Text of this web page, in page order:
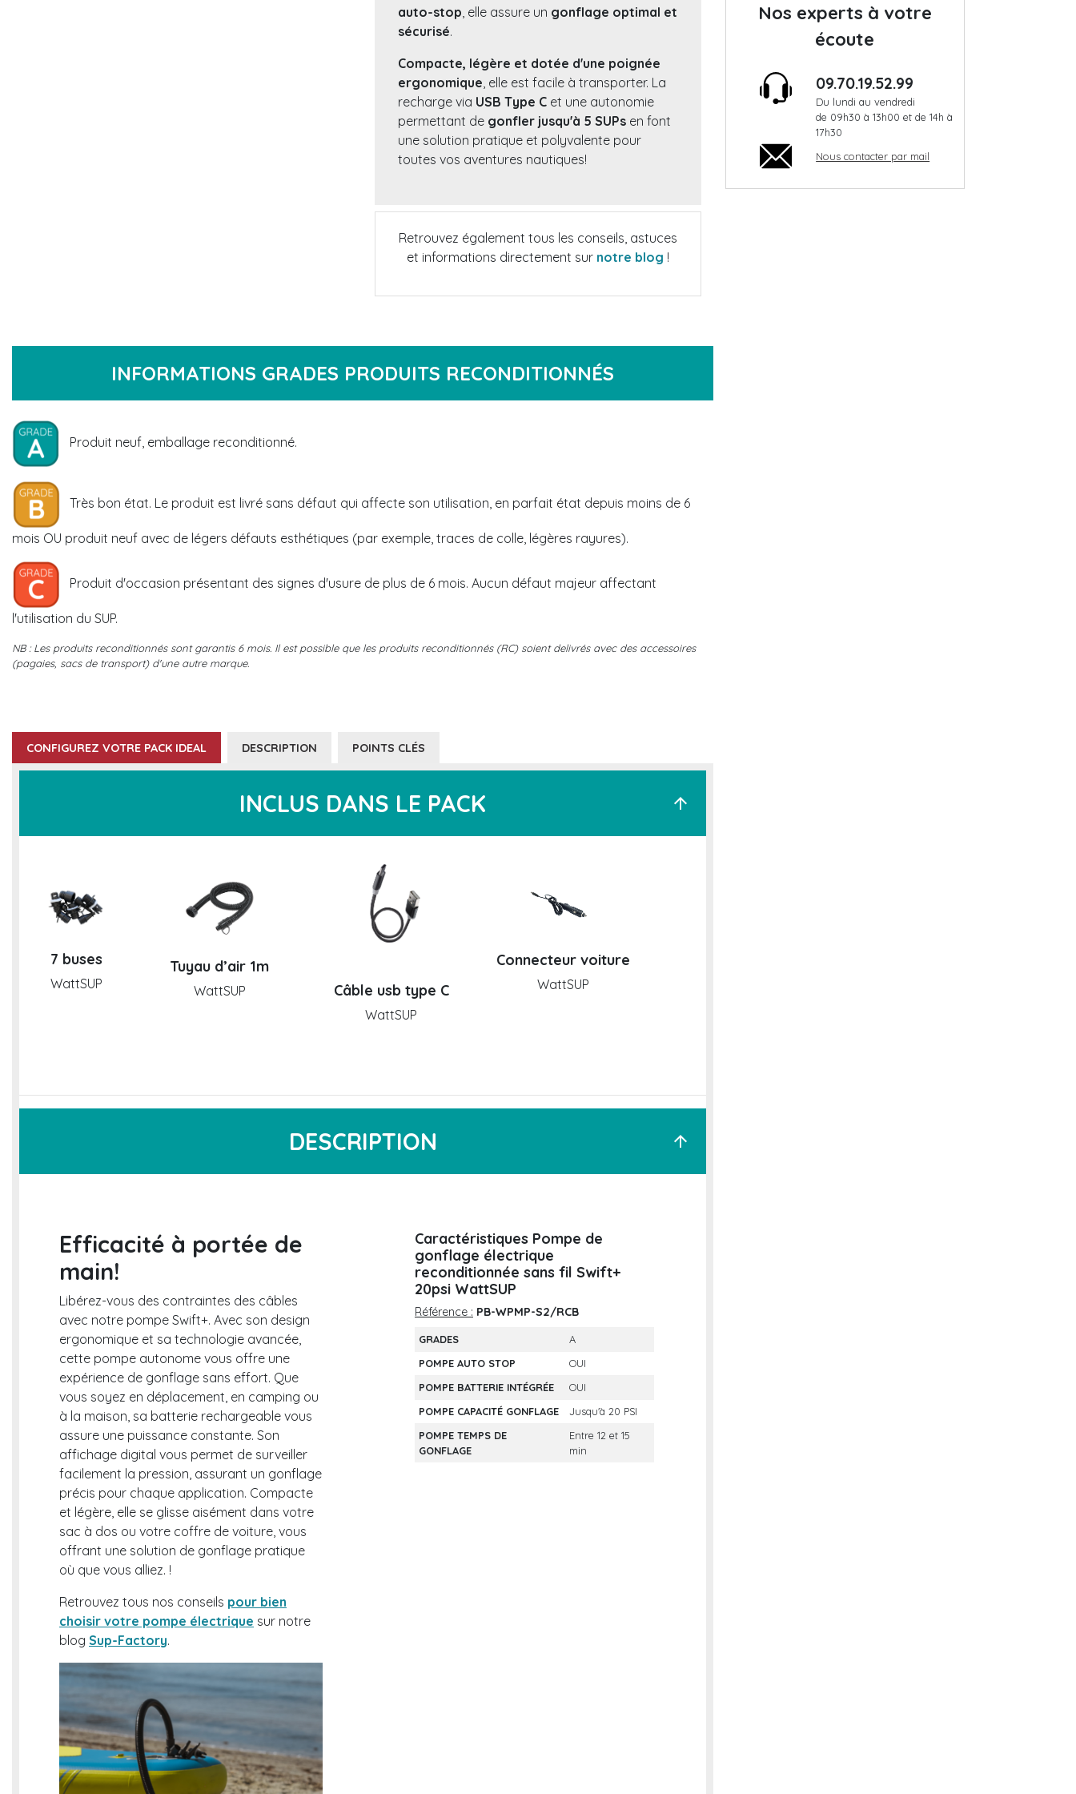
auto-stop, elle assure un gonflage optimal et
sécurisé.
Compacte, légère et dotée d'une poignée
ergonomique, elle est facile à transporter. La
recharge via USB Type C et une autonomie
permettant de gonfler jusqu'à 5 SUPs en font
une solution pratique et polyvalente pour
toutes vos aventures nautiques!
Retrouvez également tous les conseils, astuces
et informations directement sur notre blog !
INFORMATIONS GRADES PRODUITS RECONDITIONNÉS
Produit neuf, emballage reconditionné.
Très bon état. Le produit est livré sans défaut qui affecte son utilisation, en parfait état depuis moins de 6
mois OU produit neuf avec de légers défauts esthétiques (par exemple, traces de colle, légères rayures).
Produit d'occasion présentant des signes d'usure de plus de 6 mois. Aucun défaut majeur affectant
l'utilisation du SUP.
NB : Les produits reconditionnés sont garantis 6 mois. Il est possible que les produits reconditionnés (RC) soient delivrés avec des accessoires
(pagaies, sacs de transport) d'une autre marque.
CONFIGUREZ VOTRE PACK IDEAL DESCRIPTION POINTS CLÉS
INCLUS DANS LE PACK arrow_upward
7 buses
WattSUP
Tuyau d’air 1m
WattSUP Câble usb type C
WattSUP
Connecteur voiture
WattSUP
DESCRIPTION arrow_upward
Efficacité à portée de
main!
Libérez-vous des contraintes des câbles
avec notre pompe Swift+. Avec son design
ergonomique et sa technologie avancée,
cette pompe autonome vous offre une
expérience de gonflage sans effort. Que
vous soyez en déplacement, en camping ou
à la maison, sa batterie rechargeable vous
assure une puissance constante. Son
affichage digital vous permet de surveiller
facilement la pression, assurant un gonflage
précis pour chaque application. Compacte
et légère, elle se glisse aisément dans votre
sac à dos ou votre coffre de voiture, vous
offrant une solution de gonflage pratique
où que vous alliez. !
Retrouvez tous nos conseils pour bien
choisir votre pompe électrique sur notre
blog Sup-Factory.
Caractéristiques Pompe de
gonflage électrique
reconditionnée sans fil Swift+
20psi WattSUP
Référence : PB-WPMP-S2/RCB
GRADES
A
POMPE AUTO STOP
OUI
POMPE BATTERIE INTÉGRÉE
OUI
POMPE CAPACITÉ GONFLAGE
Jusqu'à 20 PSI
POMPE TEMPS DE
GONFLAGE
Entre 12 et 15
min
Nos experts à votre
écoute
09.70.19.52.99
Du lundi au vendredi
de 09h30 à 13h00 et de 14h à
17h30
Nous contacter par mail